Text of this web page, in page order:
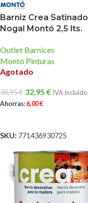
Barniz Crea Satinado
Nogal Montó 2,5 lts.
Outlet Barnices
Montó Pinturas
Agotado
38,95€ 32,95 € IVA Incluido
Ahorras:6,00€
SKU: 771436930725